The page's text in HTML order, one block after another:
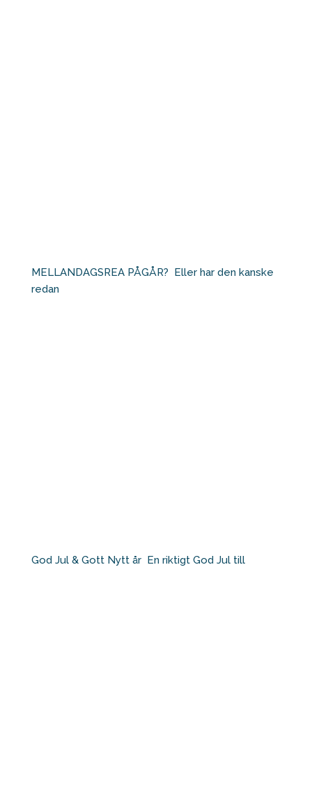
MELLANDAGSREA PÅGÅR?⁠ ⁠ Eller har den kanske
redan
God Jul & Gott Nytt år⁠ ⁠ En riktigt God Jul till